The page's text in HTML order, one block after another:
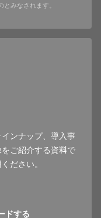
とみなされます。
ンナップ、導入事
ご紹介する資料で
ださい。
ドする